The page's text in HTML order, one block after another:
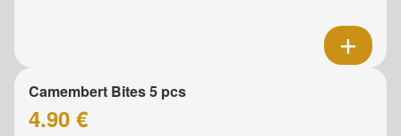
Camembert Bites 5 pcs
4.90 €